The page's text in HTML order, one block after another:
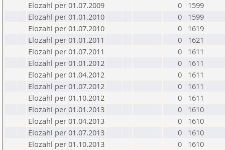
Elozahl per 01.07.2009
0
1599
Elozahl per 01.01.2010
0
1599
Elozahl per 01.07.2010
0
1619
Elozahl per 01.01.2011
0
1621
Elozahl per 01.07.2011
0
1611
Elozahl per 01.01.2012
0
1611
Elozahl per 01.04.2012
0
1611
Elozahl per 01.07.2012
0
1611
Elozahl per 01.10.2012
0
1611
Elozahl per 01.01.2013
0
1610
Elozahl per 01.04.2013
0
1610
Elozahl per 01.07.2013
0
1610
Elozahl per 01.10.2013
0
1610